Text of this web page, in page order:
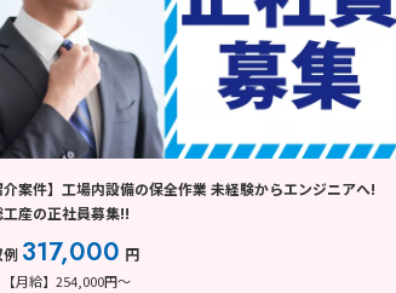
案件】工場内設備の保全作業 未経験からエンジニアへ!
工産の正社員募集!!
例 317,000 円
【月給】254,000円～